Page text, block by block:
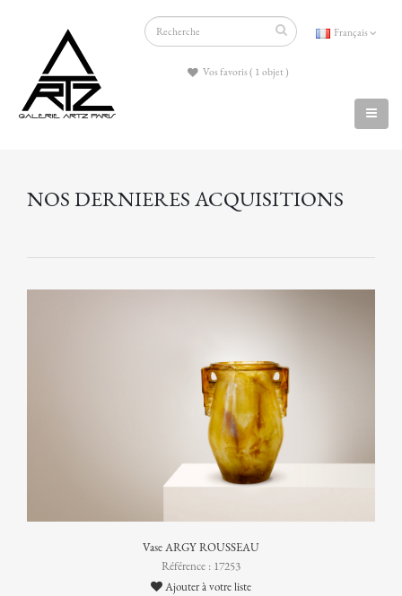
Français
Vos favoris ( 1 objet )
NOS DERNIERES ACQUISITIONS
Vase ARGY ROUSSEAU
Référence : 17253
Ajouter à votre liste